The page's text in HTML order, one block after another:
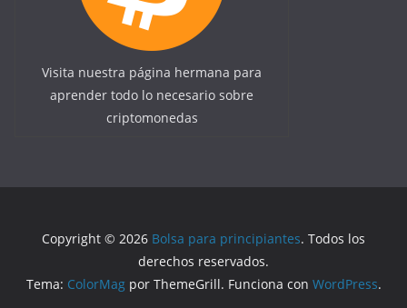
Visita nuestra página hermana para
aprender todo lo necesario sobre
criptomonedas
Copyright © 2026 Bolsa para principiantes. Todos los
derechos reservados.
Tema: ColorMagpor ThemeGrill. Funciona con WordPress.